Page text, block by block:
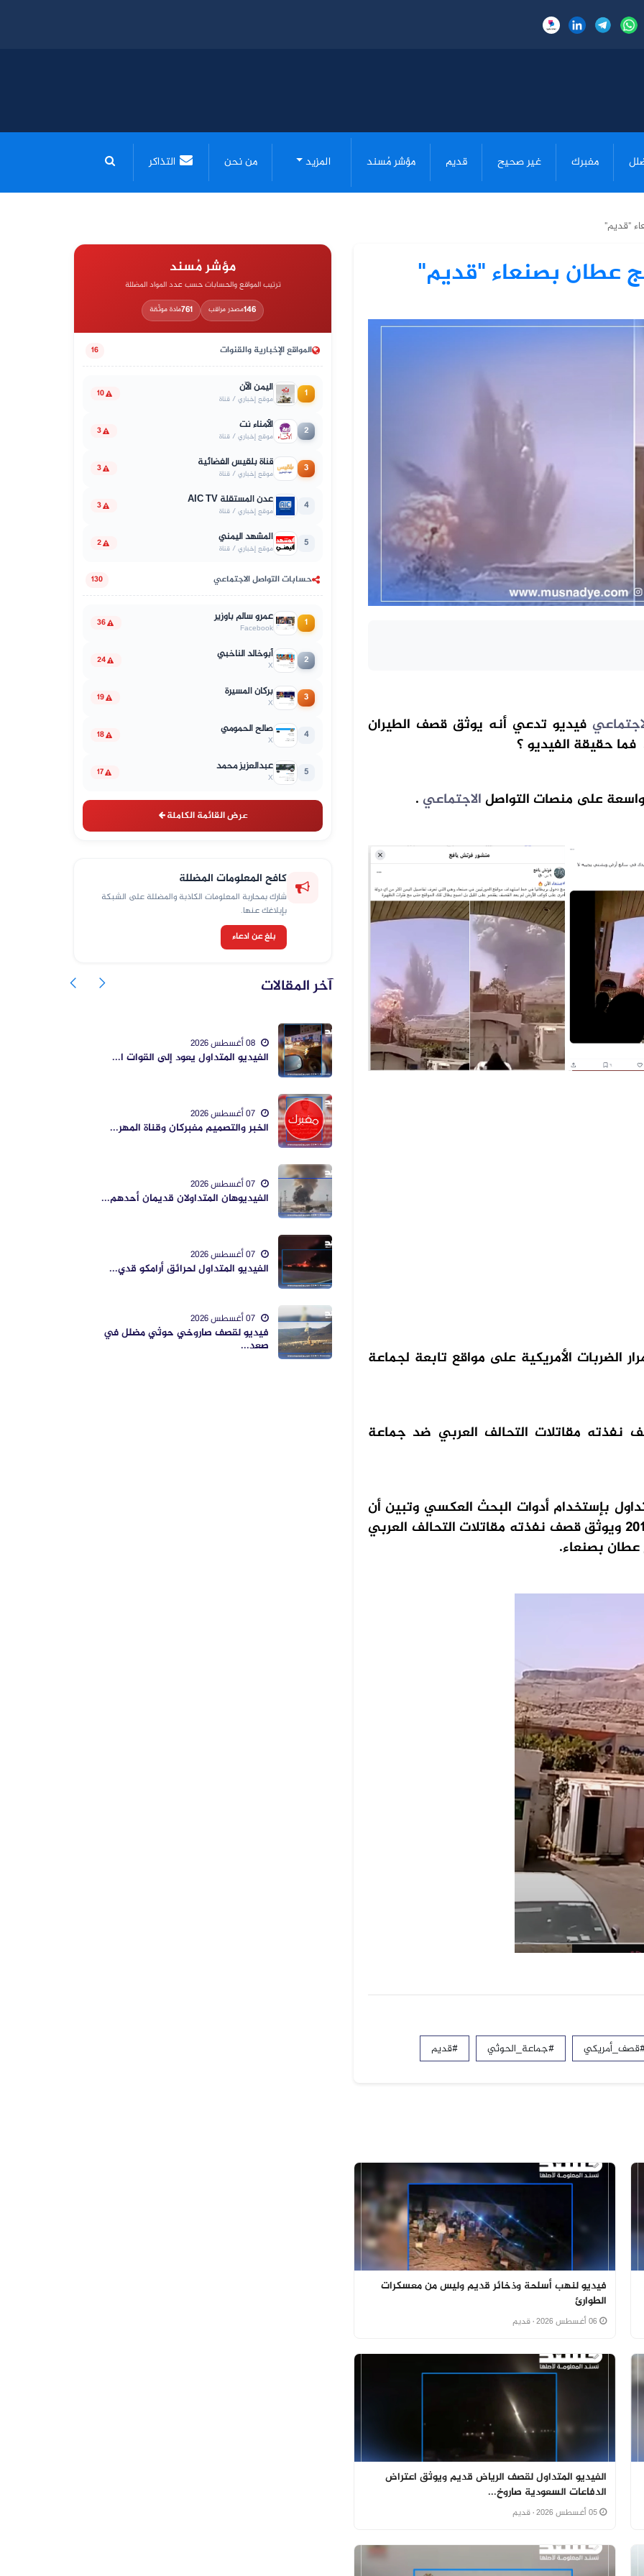
مفبرك غير صحيح قديم مؤشر مُسند المزيد من نحن التذاكر
"قديم"
عطان بصنعاء "قديم"
فيديو تدعي أنه يوثق قصف الطيران
فما حقيقة الفيديو ؟
على منصات التواصلالاجتماعي .
الضربات الأمريكية على مواقع تابعة لجماعة
عام 2015 ويوثق قصف نفذته مقاتلات التحالف العربي ضد جماعة
بإستخدام أدوات البحث العكسي وتبين أن
المقطع قديم ويعود إلى تاريخ 21 أبريل 2015 ويوثق قصف نفذته مقاتلات التحالف العربي
بصنعاء.
#جماعة_الحوثي #قديم
فيديو لنهب أسلحة وذخائر قديم وليس من معسكرات
الطوارئ
· قديم
الفيديو المتداول لقصف الرياض قديم ويوثق اعتراض
الدفاعات السعودية صاروخ...
· قديم
مؤشر مُسند
ترتيب المواقع والحسابات حسب عدد المواد المضللة
146مصدر مراقب 761مادة موثّقة
المواقع الإخبارية والقنوات 16
1 اليمن الآن
موقع إخباري / قناة 10
2 الأمناء نت
موقع إخباري / قناة 3
3 قناة بلقيس الفضائية
موقع إخباري / قناة 3
4 عدن المستقلة AIC TV
موقع إخباري / قناة 3
5 المشهد اليمني
موقع إخباري / قناة 2
حسابات التواصل الاجتماعي 130
1 عمرو سالم باوزير
Facebook
36
2 أبوخالد الناخبي
X
24
3 بركان المسيرة
X
19
4 صالح الحمومي
X
18
5 عبدالعزيز محمد
X
17
عرض القائمة الكاملة
كافح المعلومات المضللة
شارك بمحاربة المعلومات الكاذبة والمضللة على الشبكة
بإبلاغك عنها.
بلغ عن ادعاء
آخر المقالات
06 أغسطس 2026
فيديو لنهب أسلحة وذخائر قديم وليس... الفيديو المتداول يعود إلى القوات ا...
الخبر والتصميم مفبركان وقناة المهر...
الفيديوهان المتداولان قديمان أحدهم...
الفيديو المتداول لحرائق أرامكو قدي...
فيديو لقصف صاروخي حوثي مضلل في
صعد...